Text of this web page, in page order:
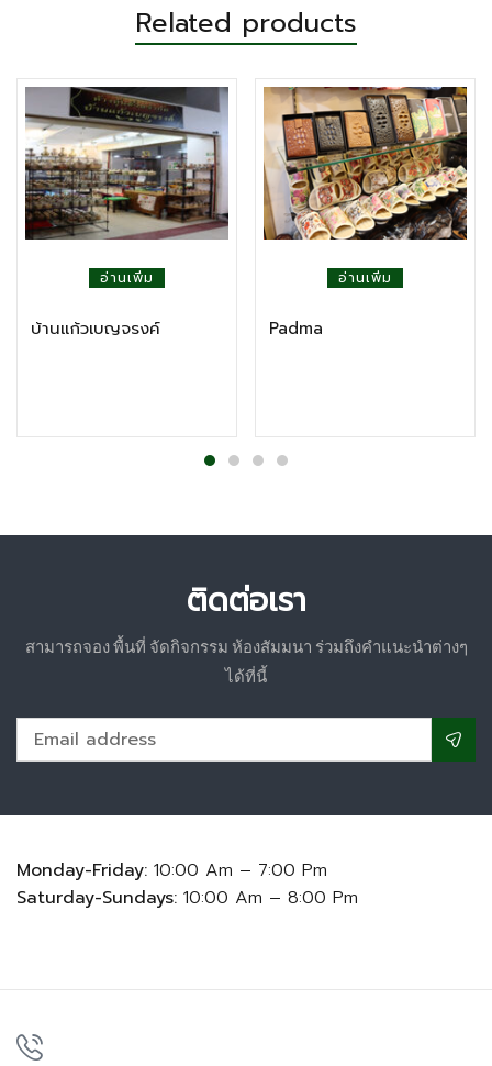
Related products
อ่านเพิ่ม
บ้านแก้วเบญจรงค์
อ่านเพิ่ม
Padma
ติดต่อเรา
สามารถจอง พื้นที่ จัดกิจกรรม ห้องสัมมนา ร่วมถึงคำแนะนำต่างๆ
ได้ที่นี้
Monday-Friday: 10:00 Am – 7:00 Pm
Saturday-Sundays: 10:00 Am – 8:00 Pm